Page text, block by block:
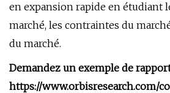
en expansion rapide en étudiant
marché, les contraintes du
du marché.
Demandez un exemple de rapport
https://www.orbisresearch.com/